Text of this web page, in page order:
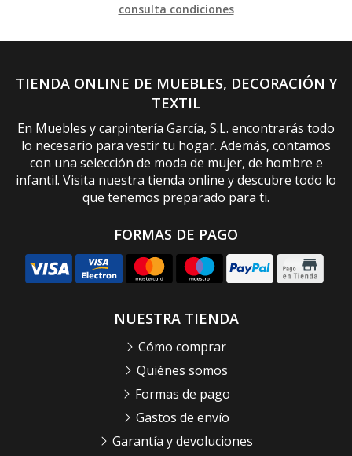
consulta condiciones
TIENDA ONLINE DE MUEBLES, DECORACIÓN Y
TEXTIL
En Muebles y carpintería García, S.L. encontrarás todo
lo necesario para vestir tu hogar. Además, contamos
con una selección de moda de mujer, de hombre e
infantil. Visita nuestra tienda online y descubre todo lo
que tenemos preparado para ti.
FORMAS DE PAGO
NUESTRA TIENDA
Cómo comprar
Quiénes somos
Formas de pago
Gastos de envío
Garantía y devoluciones